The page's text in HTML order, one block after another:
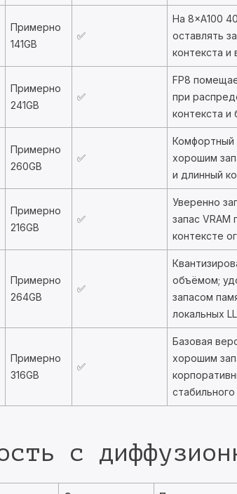
Примерно
141GB
✅
На 8×A100
оставлять
контекста и
Примерно
241GB
✅
FP8
при
контекста и
Примерно
260GB
✅
Комфортный
хорошим
и длинный
Примерно
216GB
✅
Уверенно
запас
контексте
Примерно
264GB
✅
объёмом;
запасом
локальных
Примерно
316GB
✅
Базовая
хорошим
с